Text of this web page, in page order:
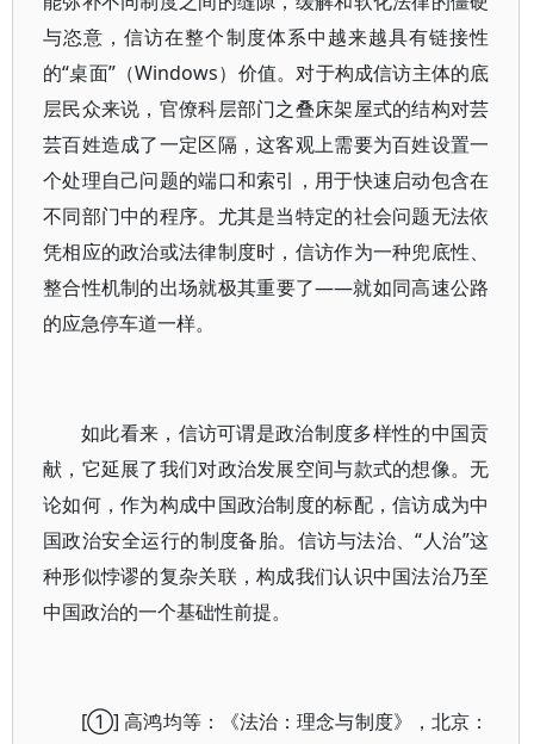
与恣意，信访在整个制度体系中越来越具有链接性
的“桌面”（Windows）价值。对于构成信访主体的底
层民众来说，官僚科层部门之叠床架屋式的结构对芸
芸百姓造成了一定区隔，这客观上需要为百姓设置一
个处理自己问题的端口和索引，用于快速启动包含在
不同部门中的程序。尤其是当特定的社会问题无法依
凭相应的政治或法律制度时，信访作为一种兜底性、
整合性机制的出场就极其重要了——就如同高速公路
的应急停车道一样。
如此看来，信访可谓是政治制度多样性的中国贡
献，它延展了我们对政治发展空间与款式的想像。无
论如何，作为构成中国政治制度的标配，信访成为中
国政治安全运行的制度备胎。信访与法治、“人治”这
种形似悖谬的复杂关联，构成我们认识中国法治乃至
中国政治的一个基础性前提。
[①] 高鸿均等：《法治：理念与制度》，北京：